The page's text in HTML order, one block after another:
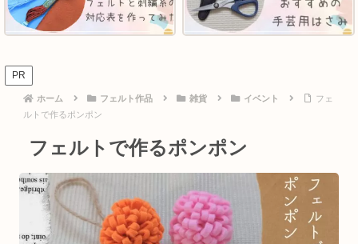
PR
ホーム フェルト作品 雑貨 イベント
フェ
ルトで作るポンポン
フェルトで作るポンポン